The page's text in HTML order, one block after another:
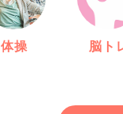
体操 脳ト